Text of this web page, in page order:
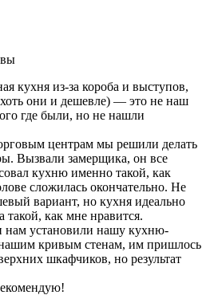
кухня из-за короба и выступов,
они и дешевле) — это не наш
где были, но не нашли
центрам мы решили делать
Вызвали замерщика, он все
кухню именно такой, как
сложилась окончательно. Не
вариант, но кухня идеально
такой, как мне нравится.
нам установили нашу кухню-
кривым стенам, им пришлось
шкафчиков, но результат